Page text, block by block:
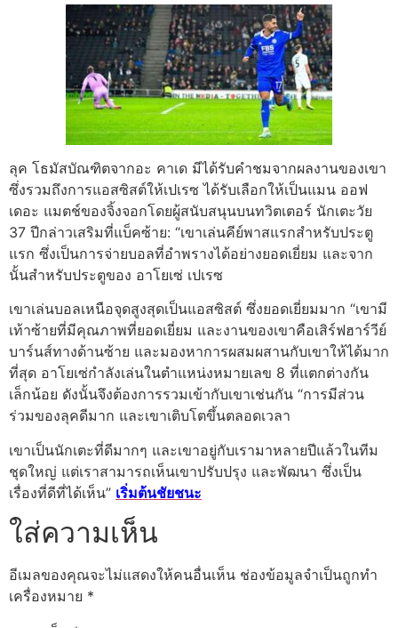
ลุค โธมัสบัณฑิตจากอะ คาเด มีได้รับคำชมจากผลงานของเขา
ซึ่งรวมถึงการแอสซิสต์ให้เปเรซ ได้รับเลือกให้เป็นแมน ออฟ
เดอะ แมตช์ของจิ้งจอกโดยผู้สนับสนุนบนทวิตเตอร์ นักเตะวัย
37 ปีกล่าวเสริมที่แบ็คซ้าย: “เขาเล่นคีย์พาสแรกสำหรับประตู
แรก ซึ่งเป็นการจ่ายบอลที่อำพรางได้อย่างยอดเยี่ยม และจาก
นั้นสำหรับประตูของ อาโยเซ่ เปเรซ
เขาเล่นบอลเหนือจุดสูงสุดเป็นแอสซิสต์ ซึ่งยอดเยี่ยมมาก “เขามี
เท้าซ้ายที่มีคุณภาพที่ยอดเยี่ยม และงานของเขาคือเสิร์ฟฮาร์วีย์
บาร์นส์ทางด้านซ้าย และมองหาการผสมผสานกับเขาให้ได้มาก
ที่สุด อาโยเซ่กำลังเล่นในตำแหน่งหมายเลข 8 ที่แตกต่างกัน
เล็กน้อย ดังนั้นจึงต้องการรวมเข้ากับเขาเช่นกัน “การมีส่วน
ร่วมของลุคดีมาก และเขาเติบโตขึ้นตลอดเวลา
เขาเป็นนักเตะที่ดีมากๆ และเขาอยู่กับเรามาหลายปีแล้วในทีม
ชุดใหญ่ แต่เราสามารถเห็นเขาปรับปรุง และพัฒนา ซึ่งเป็น
เรื่องที่ดีที่ได้เห็น” เริ่มต้นชัยชนะ
ใส่ความเห็น
อีเมลของคุณจะไม่แสดงให้คนอื่นเห็น ช่องข้อมูลจำเป็นถูกทำ
เครื่องหมาย *